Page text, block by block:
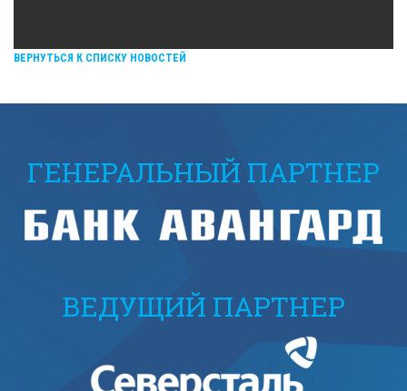
ВЕРНУТЬСЯ К СПИСКУ НОВОСТЕЙ
ГЕНЕРАЛЬНЫЙ ПАРТНЕР
ВЕДУЩИЙ ПАРТНЕР